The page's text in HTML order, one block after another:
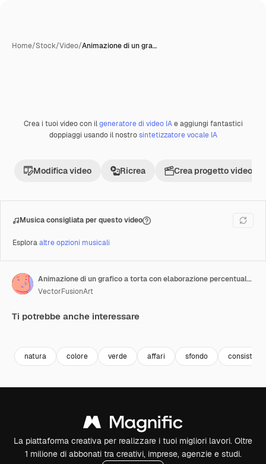
Home/Stock/Video/Animazione di un gra…
PremiumCreata con IA
Crea i tuoi video con ilgeneratore di video IAe aggiungi fantastici
doppiaggi usando il nostrosintetizzatore vocale IA
Modifica video Ricrea Crea progetto video
Musica consigliata per questo video
Esploraaltre opzioni musicali
Animazione di un grafico a torta con elaborazione percentuale su sfondo verde.
VectorFusionArt
Ti potrebbe anche interessare
natura colore verde affari sfondo
La piattaforma creativa per realizzare i tuoi migliori lavori. Oltre
1 milione di abbonati tra creativi, imprese, agenzie e studi.